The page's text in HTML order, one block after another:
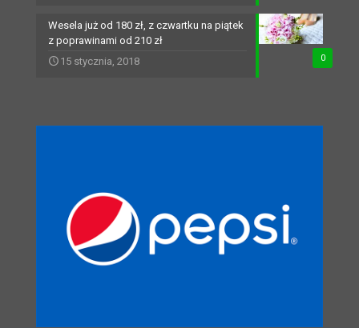
0
Wesela już od 180 zł, z czwartku na piątek
z poprawinami od 210 zł
15 stycznia, 2018